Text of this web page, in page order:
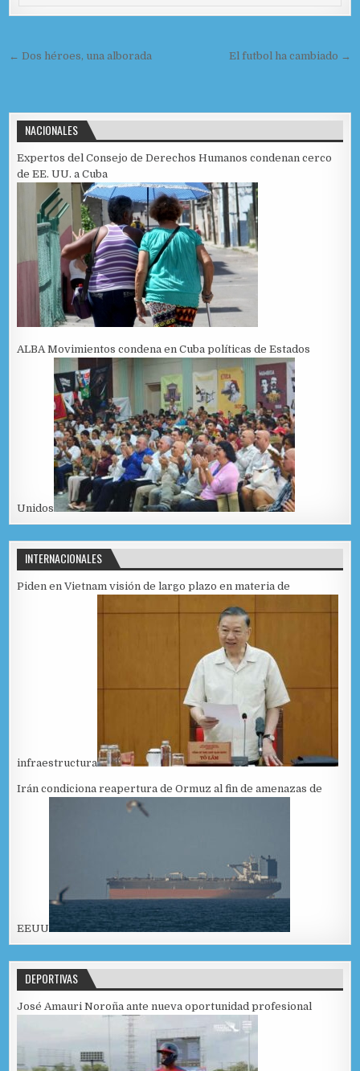
b
o
o
ar
r
Navegación de entradas
← Dos héroes, una alborada El futbol ha cambiado →
NACIONALES
Expertos del Consejo de Derechos Humanos condenan cerco
de EE. UU. a Cuba
ALBA Movimientos condena en Cuba políticas de Estados
Unidos
INTERNACIONALES
Piden en Vietnam visión de largo plazo en materia de
infraestructura
Irán condiciona reapertura de Ormuz al fin de amenazas de
EEUU
DEPORTIVAS
José Amauri Noroña ante nueva oportunidad profesional